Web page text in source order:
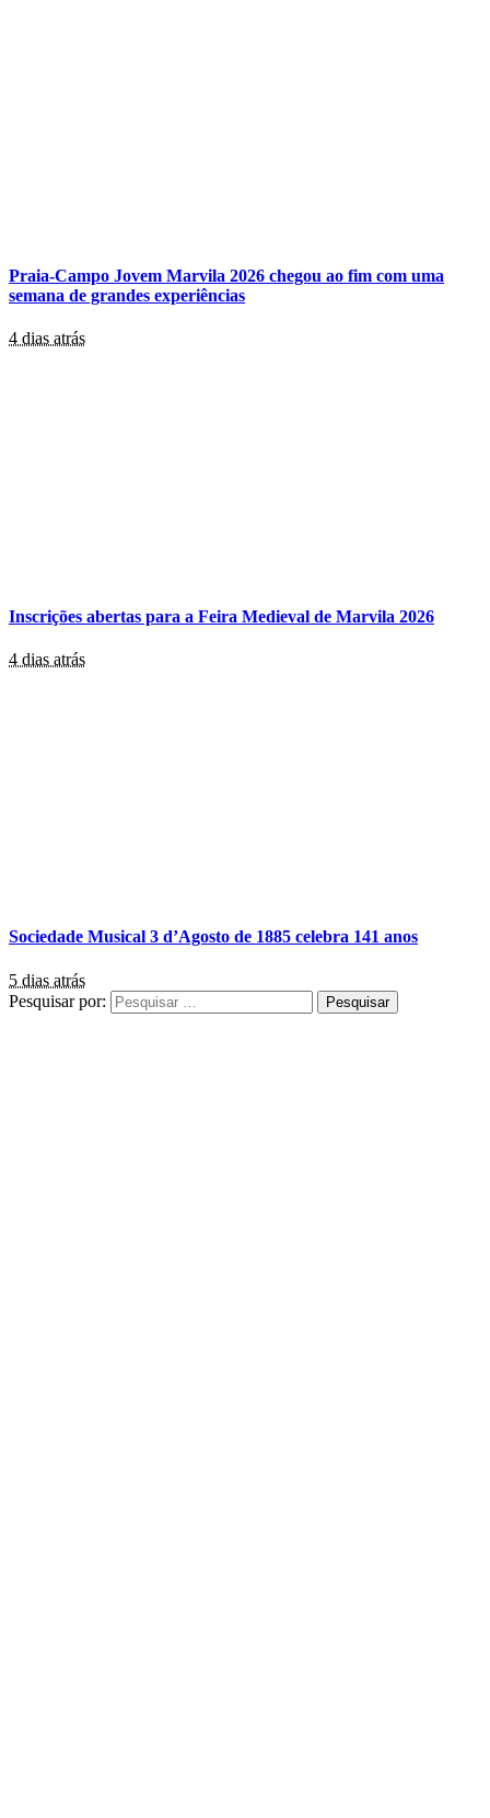
Praia-Campo Jovem Marvila 2026 chegou ao fim com uma
semana de grandes experiências
4 dias atrás
Inscrições abertas para a Feira Medieval de Marvila 2026
4 dias atrás
Sociedade Musical 3 d’Agosto de 1885 celebra 141 anos
5 dias atrás
Pesquisar por: